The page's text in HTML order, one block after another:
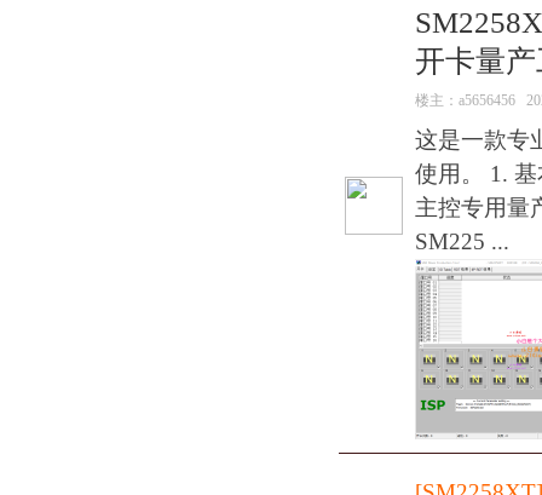
开卡量
楼主： a5656456
这是一款专
使用。 1.
主控专用量
SM225 ...